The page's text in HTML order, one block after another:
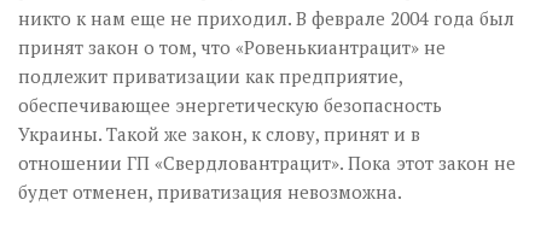
никто к нам еще не приходил. В феврале 2004 года был
принят закон о том, что «Ровенькиантрацит» не
подлежит приватизации как предприятие,
обеспечивающее энергетическую безопасность
Украины. Такой же закон, к слову, принят и в
отношении ГП «Свердловантрацит». Пока этот закон не
будет отменен, приватизация невозможна.